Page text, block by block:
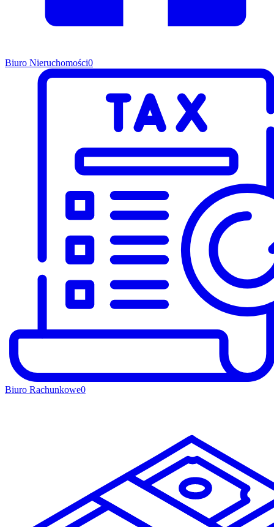
Biuro Nieruchomości0
Biuro Rachunkowe0